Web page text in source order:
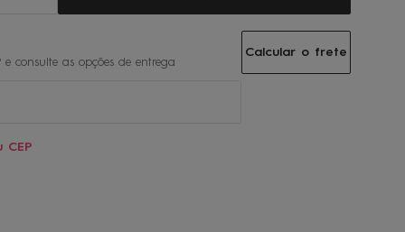
CEP
Calcular o frete